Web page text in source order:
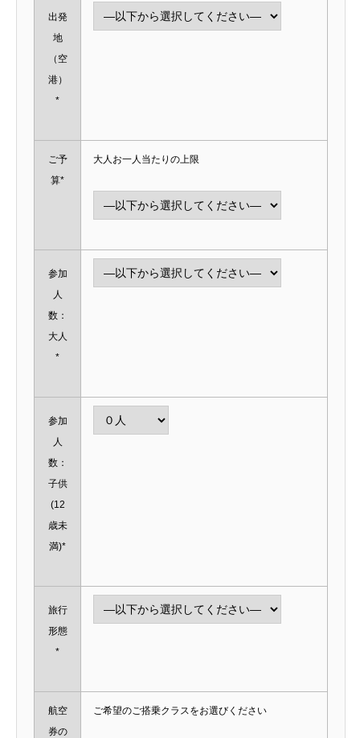
出発
地
（空
港）
*
ご予
算*
大人お一人当たりの上限
参加
人
数：
大人
*
参加
人
数：
子供
(12
歳未
満)*
旅行
形態
*
航空
券の
ご希望のご搭乗クラスをお選びください